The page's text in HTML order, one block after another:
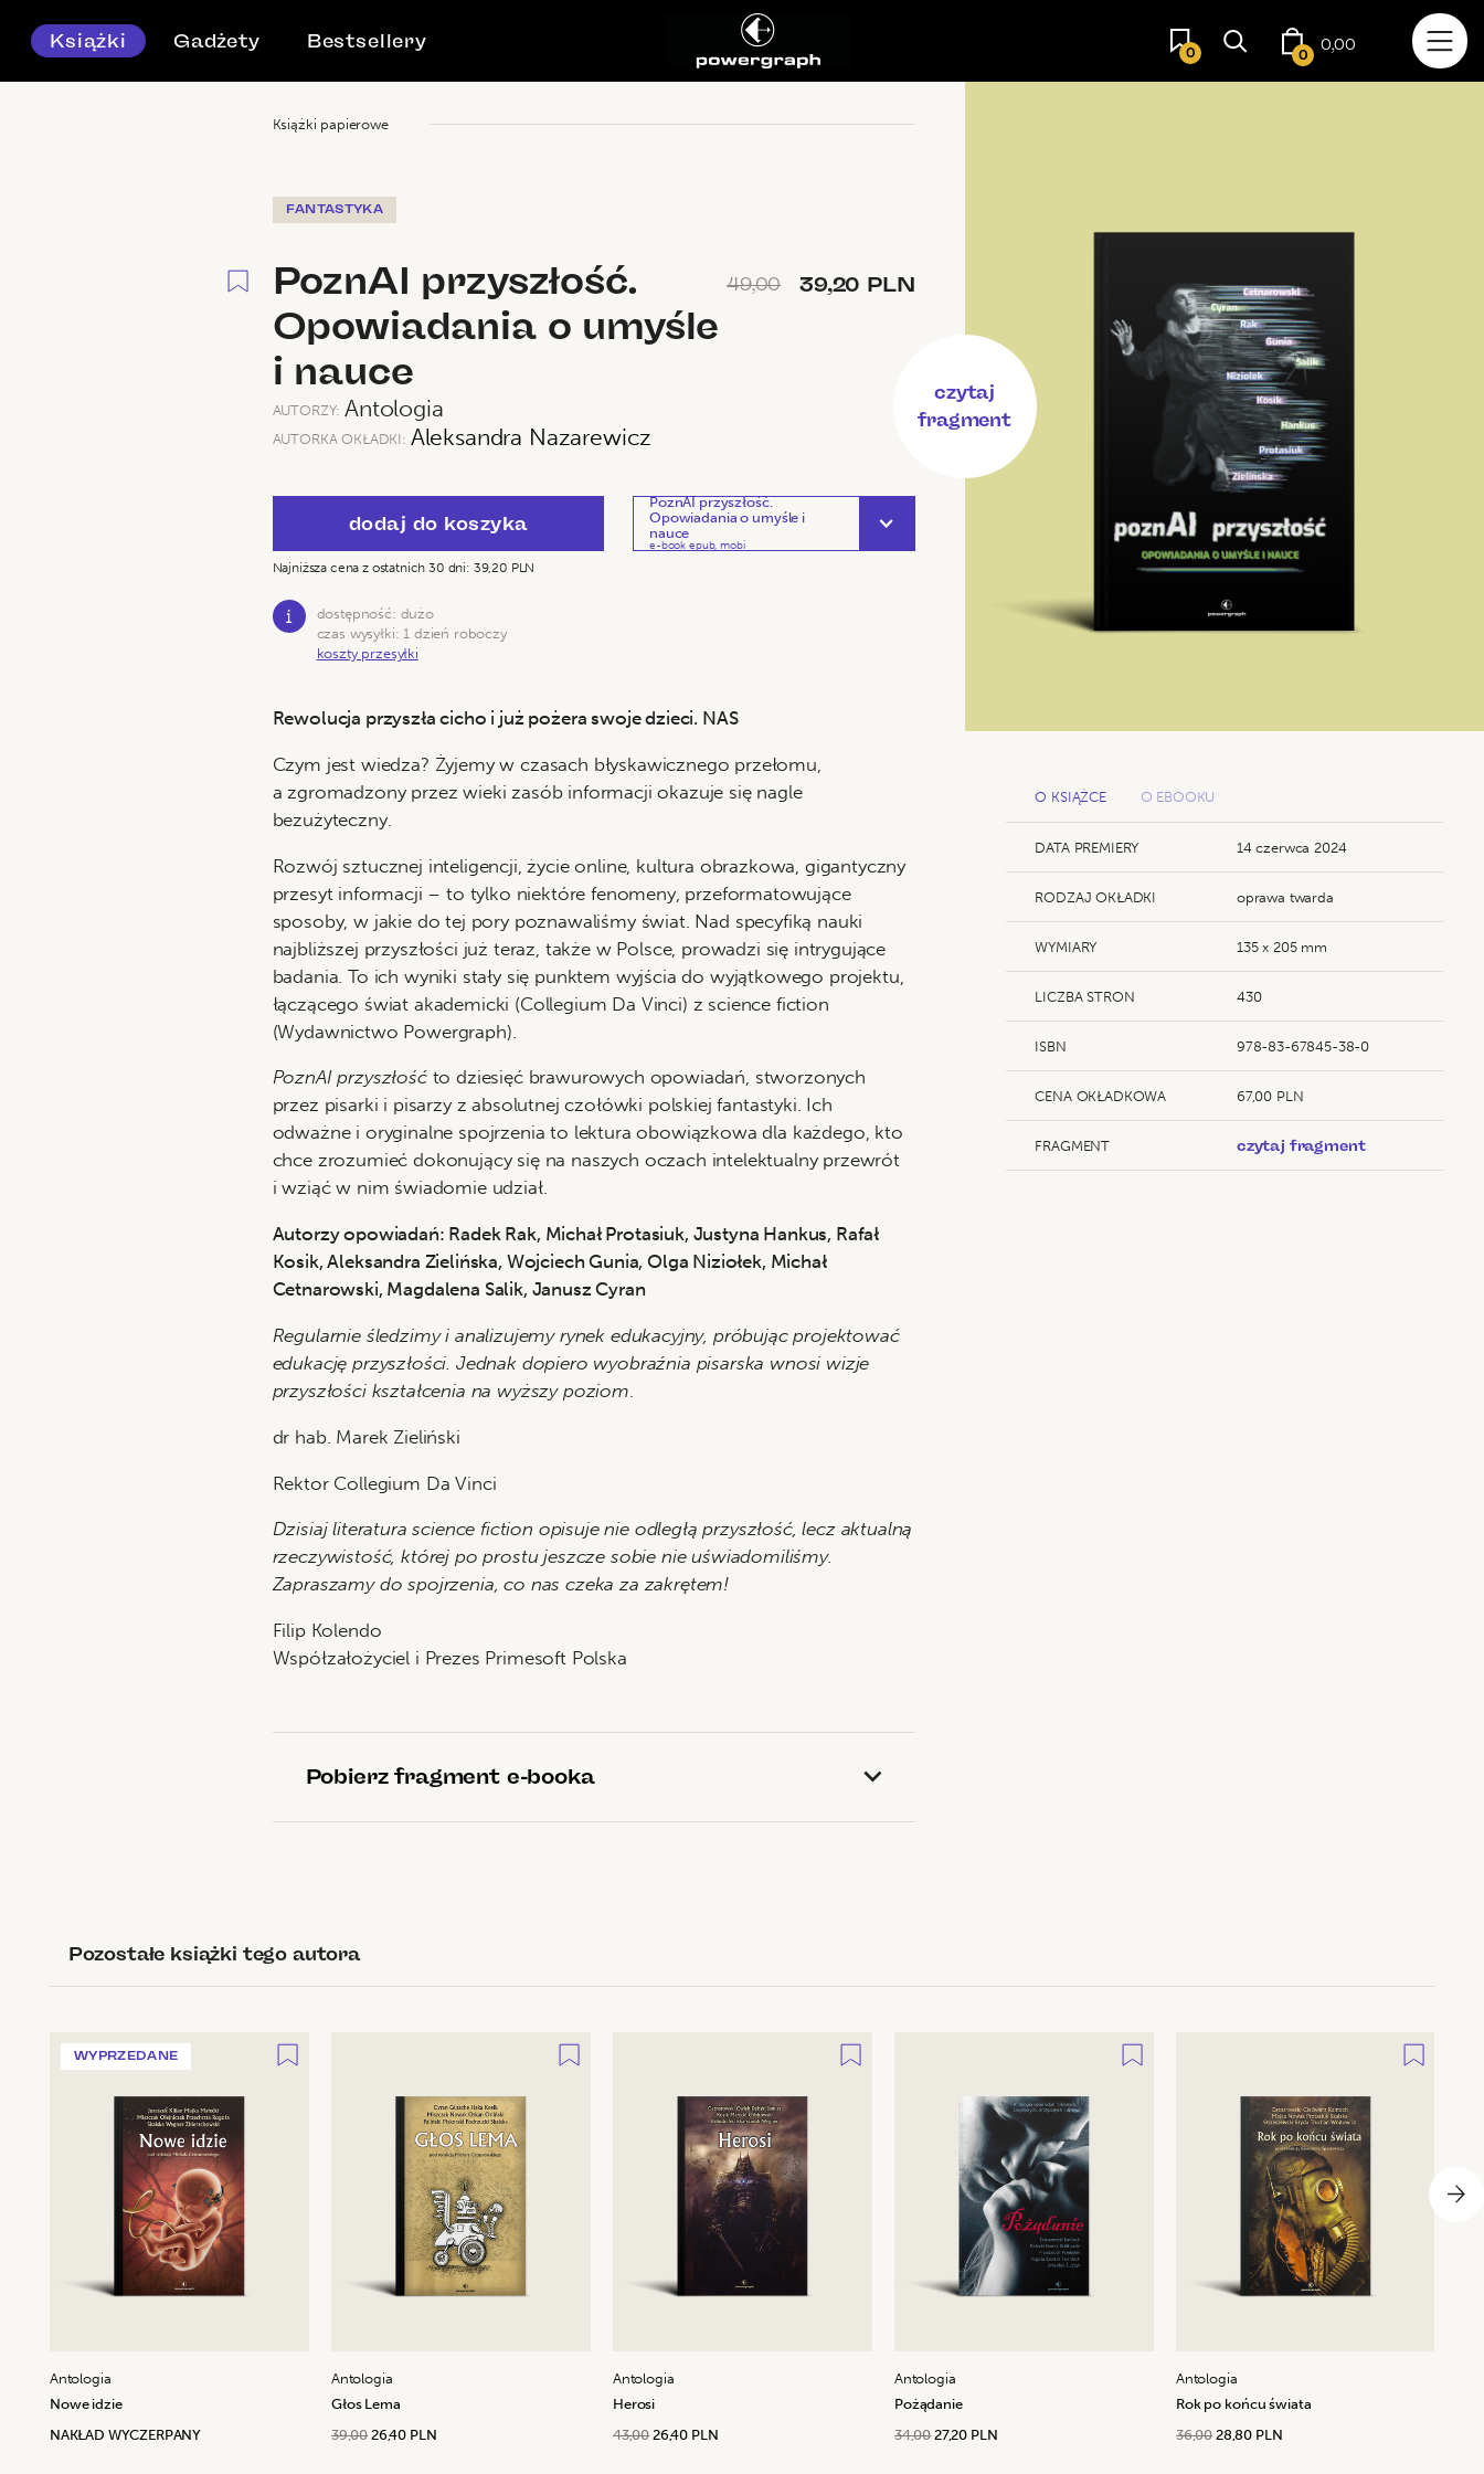
Książki Gadżety Bestsellery
0 0
0,00
BĄDŹ NA BIEŻĄCO
Książki papierowe
FANTASTYKA
PoznAI przyszłość.
Opowiadania o umyśle
i nauce
49,00 39,20 PLN
AUTORZY: Antologia
AUTORKA OKŁADKI: Aleksandra Nazarewicz
dodaj do koszyka
PoznAI przyszłość.
Opowiadania o umyśle i
nauce
e-book epub, mobi
Najniższa cena z ostatnich 30 dni: 39,20 PLN
dostępność: dużo
czas wysyłki: 1 dzień roboczy
koszty przesyłki
Rewolucja przyszła cicho i już pożera swoje dzieci. NAS
Czym jest wiedza? Żyjemy w czasach błyskawicznego przełomu,
a zgromadzony przez wieki zasób informacji okazuje się nagle
bezużyteczny.
Rozwój sztucznej inteligencji, życie online, kultura obrazkowa, gigantyczny
przesyt informacji – to tylko niektóre fenomeny, przeformatowujące
sposoby, w jakie do tej pory poznawaliśmy świat. Nad specyfiką nauki
najbliższej przyszłości już teraz, także w Polsce, prowadzi się intrygujące
badania. To ich wyniki stały się punktem wyjścia do wyjątkowego projektu,
łączącego świat akademicki (Collegium Da Vinci) z science fiction
(Wydawnictwo Powergraph).
PoznAI przyszłość to dziesięć brawurowych opowiadań, stworzonych
przez pisarki i pisarzy z absolutnej czołówki polskiej fantastyki. Ich
odważne i oryginalne spojrzenia to lektura obowiązkowa dla każdego, kto
chce zrozumieć dokonujący się na naszych oczach intelektualny przewrót
i wziąć w nim świadomie udział.
Autorzy opowiadań: Radek Rak, Michał Protasiuk, Justyna Hankus, Rafał
Kosik, Aleksandra Zielińska, Wojciech Gunia, Olga Niziołek, Michał
Cetnarowski, Magdalena Salik, Janusz Cyran
Regularnie śledzimy i analizujemy rynek edukacyjny, próbując projektować
edukację przyszłości. Jednak dopiero wyobraźnia pisarska wnosi wizje
przyszłości kształcenia na wyższy poziom
dr hab. Marek Zieliński
Rektor Collegium Da Vinci
Dzisiaj literatura science fiction opisuje nie odległą przyszłość, lecz aktualną
rzeczywistość, której po prostu jeszcze sobie nie uświadomiliśmy.
Zapraszamy do spojrzenia, co nas czeka za zakrętem!
Filip Kolendo
Współzałożyciel i Prezes Primesoft Polska
Pobierz fragment e-booka
czytaj
fragment
O KSIĄŻCE O EBOOKU
DATA PREMIERY 14 czerwca 2024
RODZAJ OKŁADKI oprawa twarda
WYMIARY 135 x 205 mm
LICZBA STRON 430
ISBN 978-83-67845-38-0
CENA OKŁADKOWA 67,00 PLN
FRAGMENT czytaj fragment
Pozostałe książki tego autora
WYPRZEDANE
Antologia
Nowe idzie
NAKŁAD WYCZERPANY
Antologia
Głos Lema
39,0026,40 PLN
Antologia
Herosi
43,0026,40 PLN
Antologia
Pożądanie
34,0027,20 PLN
Antologia
Rok po końcu świata
36,0028,80 PLN